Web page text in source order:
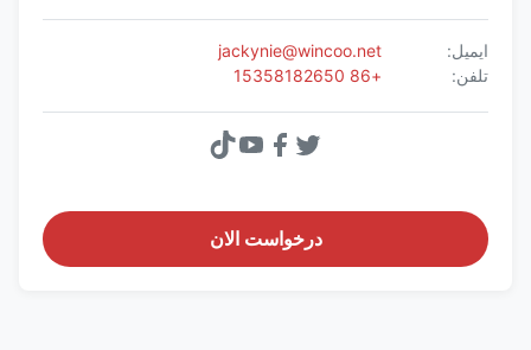
ایمیل:
jackynie@wincoo.net
تلفن:
+86 15358182650
درخواست الان